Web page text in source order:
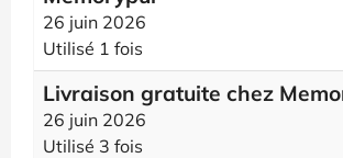
26 juin 2026
Utilisé 1 fois
Livraison gratuite chez
26 juin 2026
Utilisé 3 fois